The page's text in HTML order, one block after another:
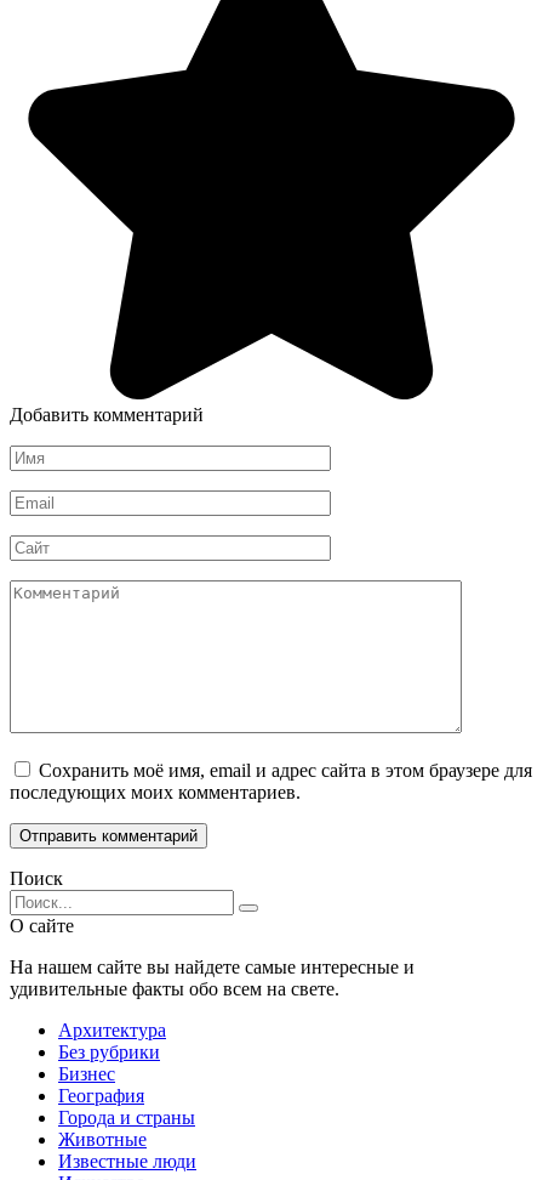
Добавить комментарий
Имя
*
Email
*
Сайт
Комментарий
Сохранить моё имя, email и адрес сайта в этом браузере для
последующих моих комментариев.
Поиск
Search
for:
О сайте
На нашем сайте вы найдете самые интересные и
удивительные факты обо всем на свете.
Архитектура
Без рубрики
Бизнес
География
Города и страны
Животные
Известные люди